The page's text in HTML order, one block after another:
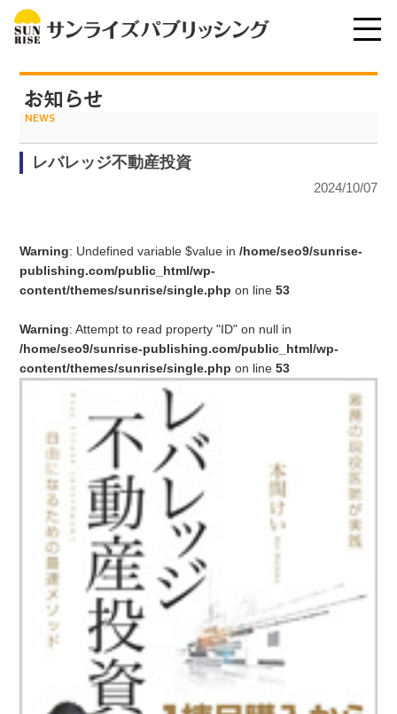
レバレッジ不動産投資
2024/10/07
Warning: Undefined variable $value in/home/seo9/sunrise-
publishing.com/public_html/wp-
content/themes/sunrise/single.php on line53
Warning: Attempt to read property "ID" on null in
/home/seo9/sunrise-publishing.com/public_html/wp-
content/themes/sunrise/single.php on line53